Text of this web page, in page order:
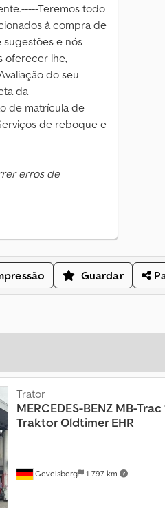
Teremos todo
à compra de
sugestões e nós
oferecer-lhe,
do seu
da
de matrícula de
de reboque e
erros de
Guardar
Gevelsberg 1 797 km
Trator
MERCEDES-BENZ MB-
Traktor Oldtimer EHR